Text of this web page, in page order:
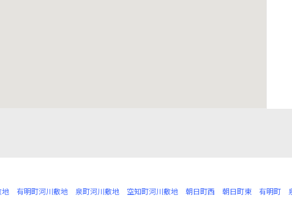
地 有明町河川敷地 泉町河川敷地 空知町河川敷地 朝日町西 朝日町東 有明町